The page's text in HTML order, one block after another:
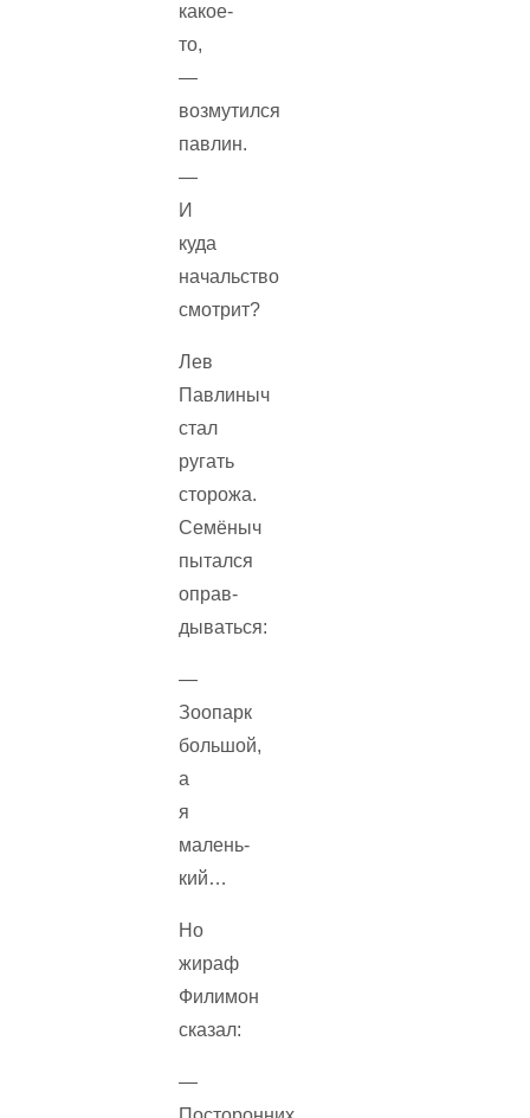
какое-
то,
—
возмутился
павлин.
—
И
куда
начальство
смотрит?
Лев
Павлиныч
стал
ругать
сторожа.
Семёныч
пытался
оправ­
дываться:
—
Зоопарк
большой,
а
я
малень­
кий…
Но
жираф
Филимон
сказал:
—